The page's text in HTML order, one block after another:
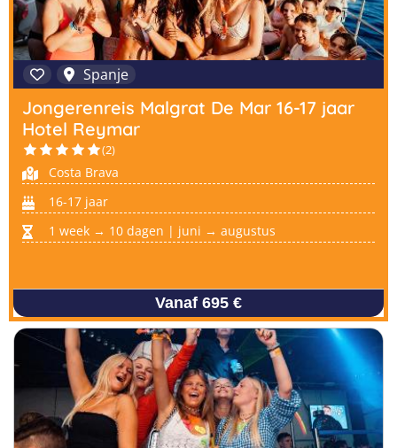
Spanje
Jongerenreis Malgrat De Mar 16-17 jaar
Hotel Reymar
(2)
Costa Brava
16-17 jaar
1 week → 10 dagen | juni → augustus
Vanaf 695 €